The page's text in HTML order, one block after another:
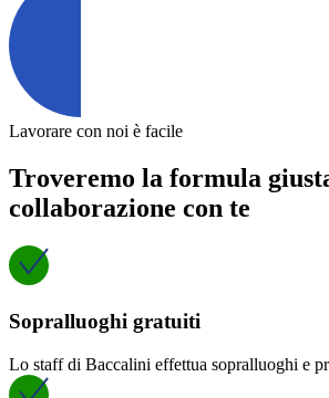
Lavorare con noi è facile
Troveremo la formula
collaborazione con te
Sopralluoghi gratuiti
Lo staff di Baccalini effettua sopralluoghi e